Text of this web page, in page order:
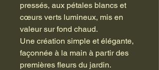
pressés, aux pétales blancs et
cœurs verts lumineux, mis en
valeur sur fond chaud.
Une création simple et élégante,
façonnée à la main à partir des
premières fleurs du jardin.